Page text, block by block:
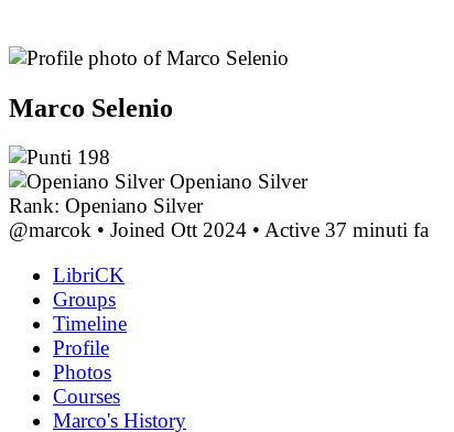
Marco Selenio
198
Openiano Silver
Rank: Openiano Silver
@marcok • Joined Ott 2024 • Active 37 minuti fa
LibriCK
Groups
Timeline
Profile
Photos
Courses
Marco's History